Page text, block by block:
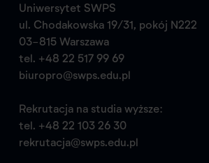
Uniwersytet SWPS
ul. Chodakowska 19/31, pokój N222
03-815 Warszawa
tel. +48 22 517 99 69
biuropro@swps.edu.pl
Rekrutacja na studia wyższe:
tel. +48 22 103 26 30
rekrutacja@swps.edu.pl